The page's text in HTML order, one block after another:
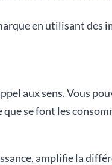
en utilisant des
aux sens. Vous
se font les
amplifie la